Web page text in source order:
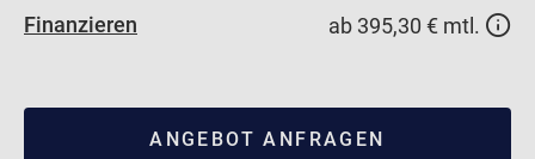
Finanzieren ab 395,30 € mtl.
ANGEBOT ANFRAGEN